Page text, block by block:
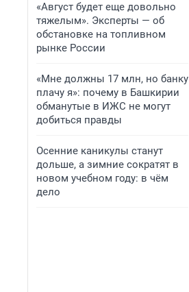
«Август будет еще довольно
тяжелым». Эксперты — об
обстановке на топливном
рынке России
«Мне должны 17 млн, но банку
плачу я»: почему в Башкирии
обманутые в ИЖС не могут
добиться правды
Осенние каникулы станут
дольше, а зимние сократят в
новом учебном году: в чём
дело